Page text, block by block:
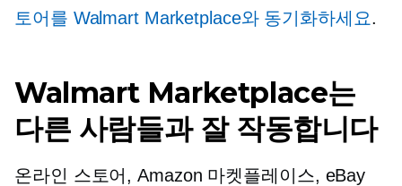
토어를 Walmart Marketplace와 동기화하세요.
Walmart Marketplace는
다른 사람들과 잘 작동합니다
온라인 스토어, Amazon 마켓플레이스, eBay